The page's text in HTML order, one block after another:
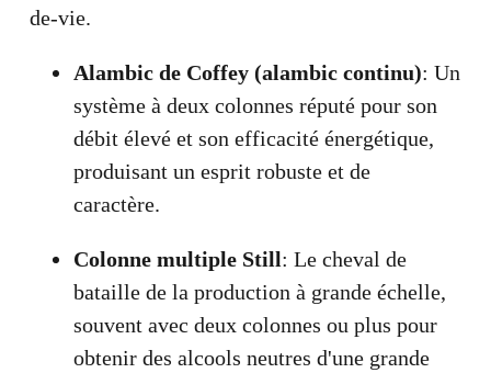
de-vie.
Alambic de Coffey (alambic continu): Un
système à deux colonnes réputé pour son
débit élevé et son efficacité énergétique,
produisant un esprit robuste et de
caractère.
Colonne multiple Still: Le cheval de
bataille de la production à grande échelle,
souvent avec deux colonnes ou plus pour
obtenir des alcools neutres d'une grande